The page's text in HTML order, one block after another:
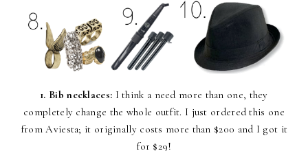
1. Bib necklaces: I think a need more than one, they
completely change the whole outfit. I just ordered this one
from Aviesta; it originally costs more than $200 and I got it
for $29!